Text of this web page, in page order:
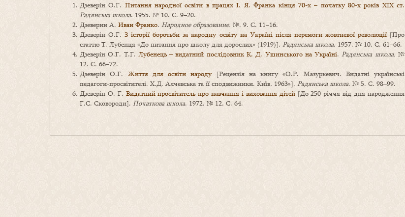
Дзеверін О.Г. Питання народної освіти в працях І. Я. Франка кінця 70-х – початку 80-х років XIX ст.
Радянська школа. 1955. № 10. С. 9–20.
Дзеверин А. Иван Франко. Народное образование. №. 9. С. 11–16.
Дзеверін О.Г.З історії боротьби за народну освіту на Україні після перемоги жовтневої революції[Про
статтю Т. Лубенця «До питання про школу для дорослих» (1919)]. Радянська школа. 1957. № 10. С. 61–66.
Дзеверін О.Г. Т.Г. Лубенець – видатний послідовник К. Д. Ушинського на Україні.Радянська школа. №
12. С. 66–72.
Дзеверін О.Г. Життя для освіти на­роду[Рецензія на книгу «О.Р. Мазуркевич. Видатні українські
педагоги-просвітителі. Х.Д. Алчевська та її сподвижники. Київ, 1963»]. Радянська школа. № 5. С. 98–99.
Дзеверін О. Г. Видатний просвітитель про навчання і виховання дітей[До 250-річчя від дня народження
Г.С. Сковороди]. Початкова школа. 1972. № 12. С. 64.